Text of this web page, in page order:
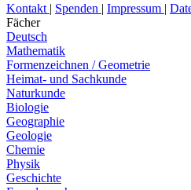
Kontakt | Spenden | Impressum |
Fächer
Deutsch
Mathematik
Formenzeichnen / Geometrie
Heimat- und Sachkunde
Naturkunde
Biologie
Geographie
Geologie
Chemie
Physik
Geschichte